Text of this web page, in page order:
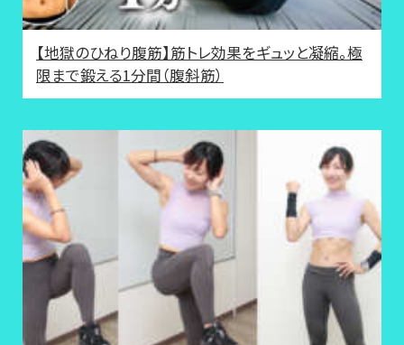
【地獄のひねり腹筋】筋トレ効果をギュッと凝縮。極
限まで鍛える1分間（腹斜筋）